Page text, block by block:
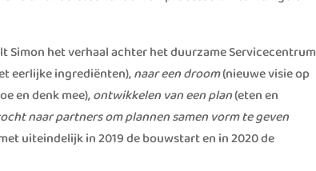
het verhaal achter het duurzame Servicecentrum
eerlijke ingrediënten),naar een droom(nieuwe visie op
en denk mee),ontwikkelen van een plan(eten en
naar partners om plannen samen vorm te geven
uiteindelijk in 2019 de bouwstart en in 2020 de